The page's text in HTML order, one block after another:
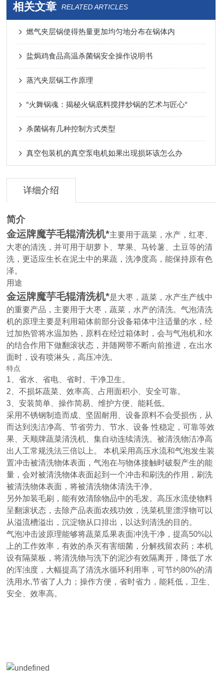
相关文章 RELATED ARTICLES
燃气夹层锅使得热量更加均匀地分布在锅体内
盐焗鸡食品高温杀菌锅安全操作说明书
蒸汽夹层锅工作原理
“火舞锅魂：揭秘火锅底料搅拌炒锅的艺术与匠心“
杀菌锅有几种控制方式类型
真空包装机的真空泵电机如果出现损坏该怎么办
详细介绍
简介
金运牌魔芋毛辊清洗机*主要用于蔬菜，水产，红枣、
大枣的清洗，并可用于胡萝卜、苹果、马铃薯、土豆等的清
洗，更适应生长在泥土中的果蔬，洗净度高，能保持原有色
泽。
用途
金运牌魔芋毛辊清洗机*是大枣，蔬菜，水产生产线中
的重要产品，主要用于大枣，蔬菜，水产的清洗。气泡清洗
机的原理主要是利用箱体前部分设备箱体中注适量的水，经
过加热管将水温加热，原料在经过箱体时，会与气泡机和水
的结合作用下做翻滚状态，并随网带不断向前推进，在出水
面时，设有喷淋头，高压冲洗。
特点
1、省水、省电、省时、干净卫生。
2、不损坏蔬菜、效率高、占用面积小、安全可靠。
3、安装简单、操作简易、维护方便、能耗低。
采用不锈钢制造而成、坚固耐用、设备原料不会受损伤，从
而达到洗洁净高、节省劳力、节水、设备 性稳定，可靠等效
果、天顺牌蔬菜清洗机、集自动连续清洗。被清洗物洁净高
出人工常规洗法三倍以上。 本机采用高压水流和气泡发生装
置冲击被清洗物体表面，气泡在与物体接触时破裂产生的能
量，会对被清洗物体表面起到一个冲击和刷洗的作用，刷洗
被清洗物体表面，将被清洗物体清洗干净。
另外加装毛刷，能有效清除物品中的毛发。高压水流使物料
呈翻滚状态，去除产品表面农残功效，洗菜机里漂浮物可以
从溢流槽溢出，沉淀物从口排出，以达到清洗的目的。
气泡冲击波原理能够将蔬菜瓜果表面冲洗干净，提高50%以
上的工作效率，有效的杀灭有害细菌，分解残留农药；本机
设有隔菜板，将清洗物与洗下的泥沙有效隔离开，降低了水
的浑浊度，大幅提高了清洗水循环利用率，可节约80%的清
洗用水,节省了人力；操作方便，省时省力，能耗低，卫生、
安全、效率高。